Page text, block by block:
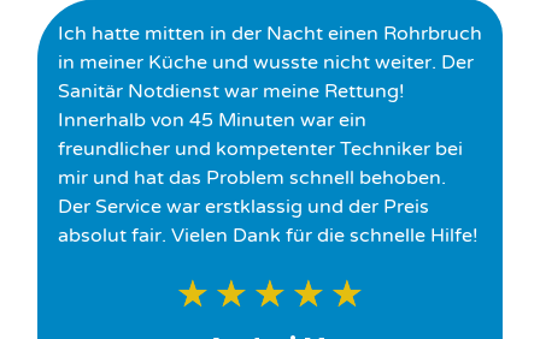
Ich hatte mitten in der Nacht einen Rohrbruch
in meiner Küche und wusste nicht weiter. Der
Sanitär Notdienst war meine Rettung!
Innerhalb von 45 Minuten war ein
freundlicher und kompetenter Techniker bei
mir und hat das Problem schnell behoben.
Der Service war erstklassig und der Preis
absolut fair. Vielen Dank für die schnelle Hilfe!
★ ★ ★ ★ ★